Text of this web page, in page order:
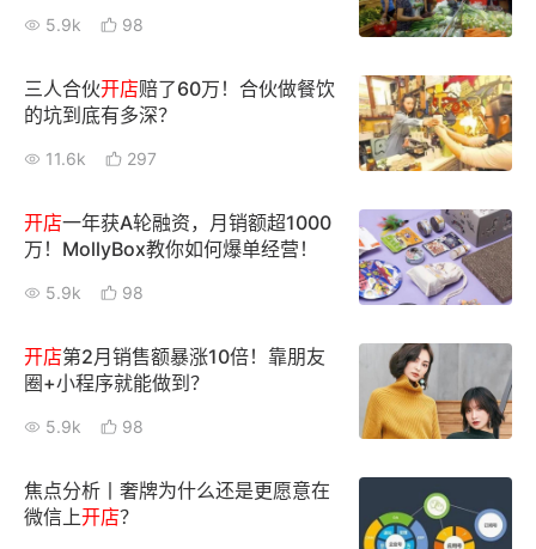
增长产品指南
智库 产品场景库
品牌消费观 行业报告
新零售资讯
培训课程
私域课程
增长俱乐部
增长俱乐部
5.9k 98
三人合伙开店赔了60万！合伙做餐饮
的坑到底有多深？
11.6k 297
开店一年获A轮融资，月销额超1000
万！MollyBox教你如何爆单经营！
5.9k 98
开店第2月销售额暴涨10倍！靠朋友
圈+小程序就能做到？
5.9k 98
焦点分析丨奢牌为什么还是更愿意在
微信上开店？